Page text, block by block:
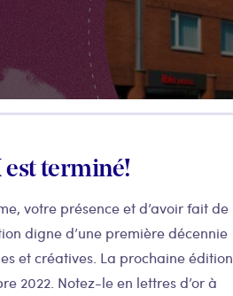
est terminé!
votre présence et d’avoir fait de
digne d’une première décennie
et créatives. La prochaine édition
2022. Notez-le en lettres d’or à